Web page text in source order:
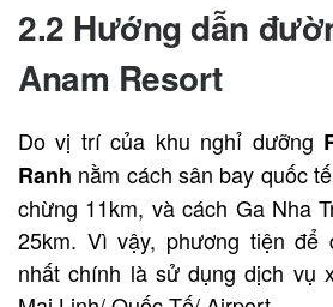
2.2 Hướng dẫn
Anam Resort
Do vị trí của khu nghỉ dưỡng
Ranh nằm cách sân bay quốc
chừng 11km, và cách Ga Nha
25km. Vì vậy, phương tiện để
nhất chính là sử dụng dịch vụ